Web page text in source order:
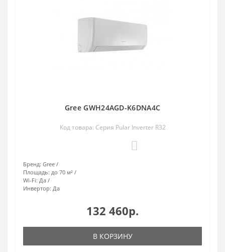
Gree GWH24AGD-K6DNA4C
Код товара: Серия Pular Inverter R32
Бренд: Gree
Площадь: до 70 м²
Wi-Fi: Да
Инвертор: Да
132 460р.
В КОРЗИНУ